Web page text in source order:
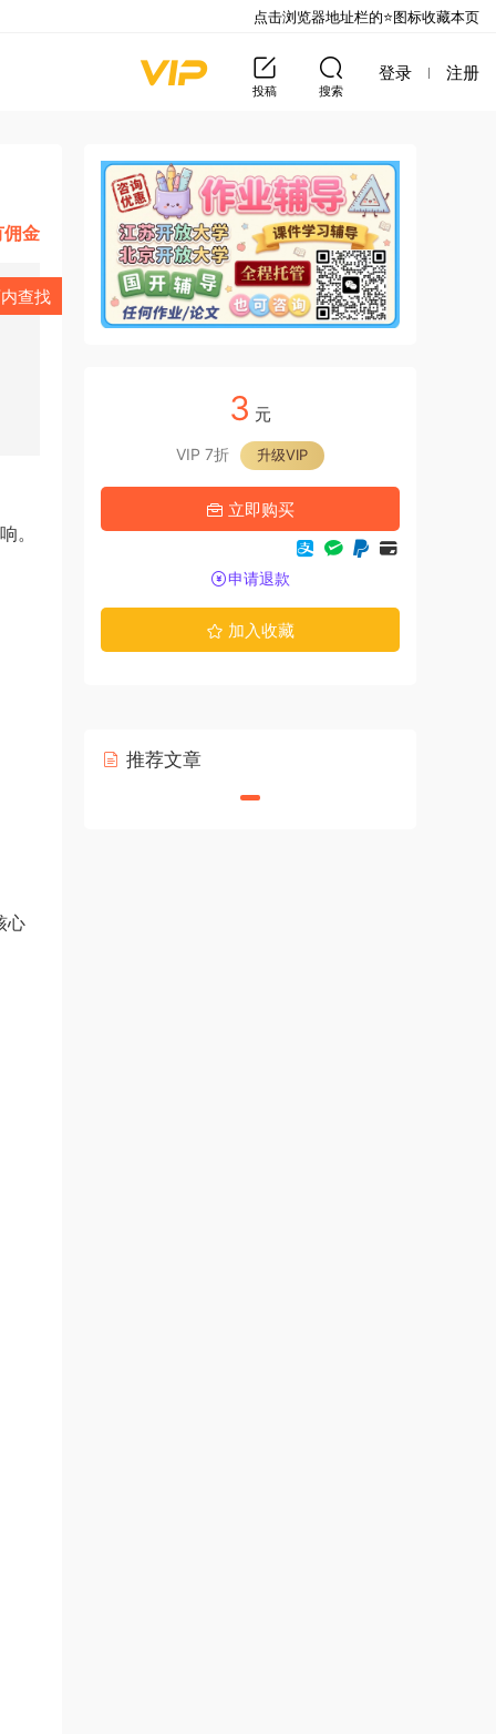
投稿 搜索
登录 注册
佣金
。
心
查找
3 元
VIP 7折 升级VIP
立即购买
申请退款
加入收藏
推荐文章
点击浏览器地址栏的⭐图标收藏本页